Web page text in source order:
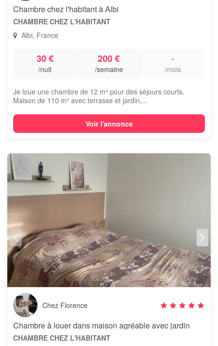
Chambre chez l'habitant à Albi
CHAMBRE CHEZ L'HABITANT
Albi, France
30 €
/nuit
200 €
/semaine
-
/mois
Je loue une chambre de 12 m² pour des séjours courts.
Maison de 110 m² avec terrasse et jardin,...
Voir l'annonce
Chez Florence
Chambre à louer dans maison agréable avec jardin
CHAMBRE CHEZ L'HABITANT